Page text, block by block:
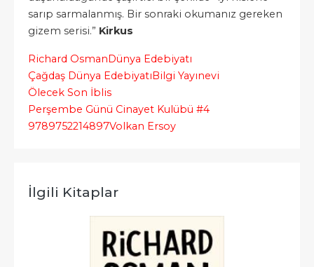
sarıp sarmalanmış. Bir sonraki okumanız gereken
gizem serisi.” Kirkus
Richard OsmanDünya Edebiyatı
Çağdaş Dünya EdebiyatıBilgi Yayınevi
Ölecek Son İblis
Perşembe Günü Cinayet Kulübü #4
9789752214897Volkan Ersoy
İlgili Kitaplar